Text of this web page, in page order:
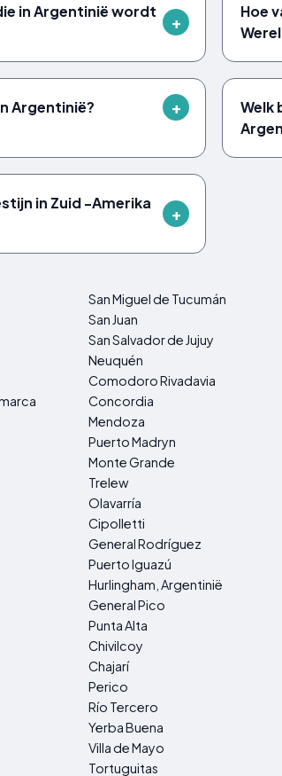
in Argentinië wordt
Hoe
Argentinië?
Welk
in Zuid -Amerika
San Miguel de Tucumán
San Juan
San Salvador de Jujuy
Neuquén
Comodoro Rivadavia
Concordia
Mendoza
Puerto Madryn
Monte Grande
Trelew
Olavarría
Cipolletti
General Rodríguez
Puerto Iguazú
Hurlingham, Argentinië
General Pico
Punta Alta
Chivilcoy
Chajarí
Perico
Río Tercero
Yerba Buena
Villa de Mayo
Tortuguitas